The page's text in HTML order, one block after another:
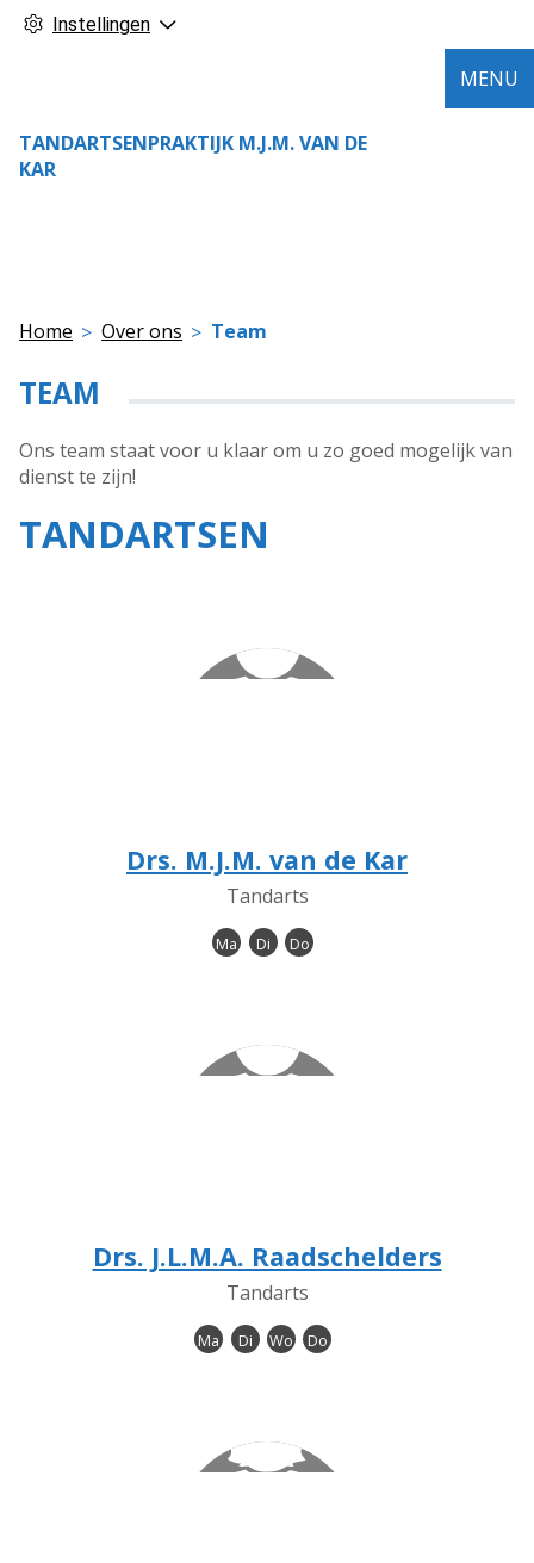
Instellingen
TANDARTSENPRAKTIJK M.J.M. VAN DE
KAR
MENU
Home Over ons Team
TEAM
Ons team staat voor u klaar om u zo goed mogelijk van
dienst te zijn!
TANDARTSEN
Drs. M.J.M. van de Kar
Tandarts
Ma Di Do
Drs. J.L.M.A. Raadschelders
Tandarts
Ma Di Wo Do